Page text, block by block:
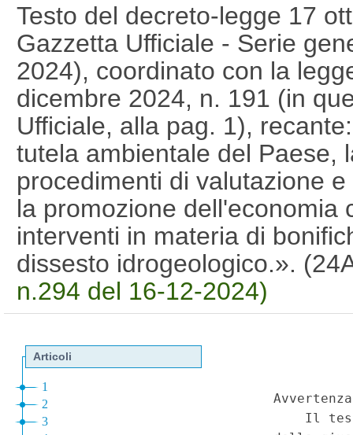
Testo del decreto-legge 17
Gazzetta Ufficiale - Serie
2024), coordinato con la
dicembre 2024, n. 191 (in
Ufficiale, alla pag. 1),
tutela ambientale del Paese,
procedimenti di valutazione
la promozione dell'economia
interventi in materia di
dissesto idrogeologico.».
n.294 del 16-12-2024)